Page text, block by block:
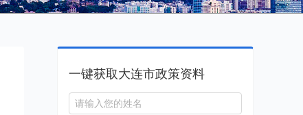
一键获取大连市政策资料